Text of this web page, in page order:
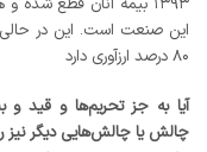
۱۳۹۳ بیمه آنان قطع شده
این صنعت است. این در
۸۰ درصد ارزآوری دارد
آیا به جز تحریم‌ها و قید و
چالش یا چالش‌هایی دیگر نیز